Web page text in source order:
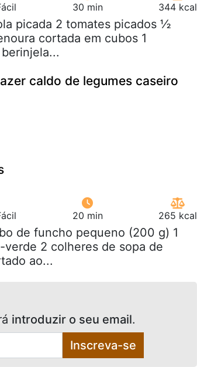
30 min 344 kcal
picada 2 tomates picados ½
cortada em cubos 1
caldo de legumes caseiro
20 min 265 kcal
de funcho pequeno (200 g) 1
2 colheres de sopa de
ao...
introduzir o seu email.
Inscreva-se